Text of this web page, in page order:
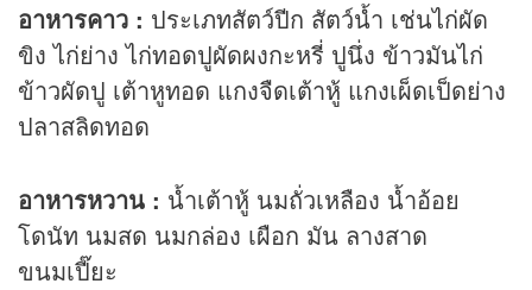
อาหารคาว : ประเภทสัตว์ปีก สัตว์น้ำ เช่นไก่ผัด
ขิง ไก่ย่าง ไก่ทอดปูผัดผงกะหรี่ ปูนึ่ง ข้าวมันไก่
ข้าวผัดปู เต้าหูทอด แกงจืดเต้าหู้ แกงเผ็ดเป็ดย่าง
ปลาสลิดทอด
อาหารหวาน : น้ำเต้าหู้ นมถั่วเหลือง น้ำอ้อย
โดนัท นมสด นมกล่อง เผือก มัน ลางสาด
ขนมเปี๊ยะ